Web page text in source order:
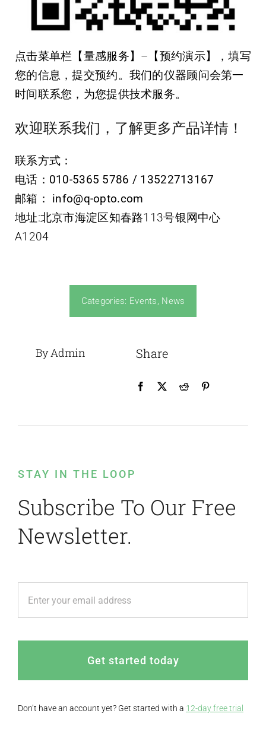
点击菜单栏【量感服务】–【预约演示】，填写
您的信息，提交预约。我们的仪器顾问会第一
时间联系您，为您提供技术服务。
欢迎联系我们，了解更多产品详情！
联系方式：
电话： 010-5365 5786 / 13522713167
邮箱： info@q-opto.com
地址:北京市海淀区知春路113号银网中心
A1204
Categories: Events, News
By Admin Share
STAY IN THE LOOP
Subscribe To Our Free
Newsletter.
Get started today
Don’t have an account yet? Get started with a 12-day free trial